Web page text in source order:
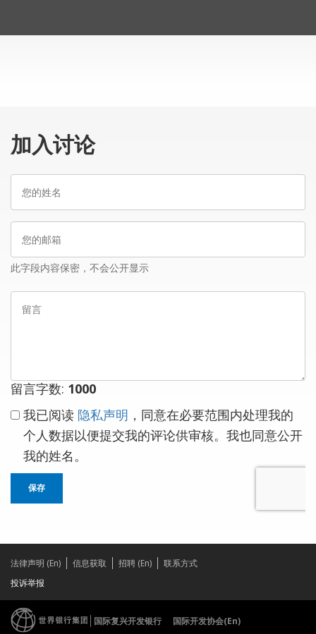
加入讨论
邮
此字段内容保密，不会公开显示
留言字数: 1000
我已阅读 隐私声明 ，同意在必要范围内处理我的
个人数据以便提交我的评论供审核。我也同意公开
我的姓名。
保存
法律声明 (En) 信息获取 招聘 (En)
联系方式
投诉举报
国际复兴开发银行 国际开发协会(En)